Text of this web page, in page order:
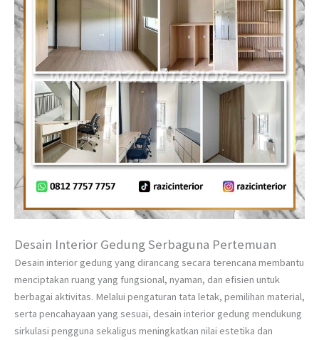
Desain Interior Gedung Serbaguna Pertemuan
Desain interior gedung yang dirancang secara terencana membantu
menciptakan ruang yang fungsional, nyaman, dan efisien untuk
berbagai aktivitas. Melalui pengaturan tata letak, pemilihan material,
serta pencahayaan yang sesuai, desain interior gedung mendukung
sirkulasi pengguna sekaligus meningkatkan nilai estetika dan